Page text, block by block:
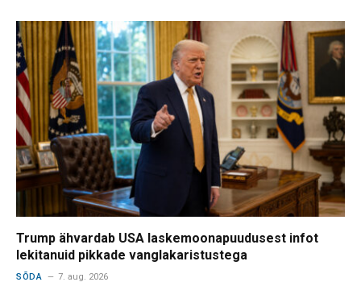
Trump ähvardab USA laskemoonapuudusest infot
lekitanuid pikkade vanglakaristustega
SÕDA 7. aug. 2026